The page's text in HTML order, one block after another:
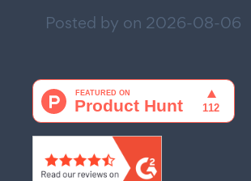
Posted by on 2026-08-06